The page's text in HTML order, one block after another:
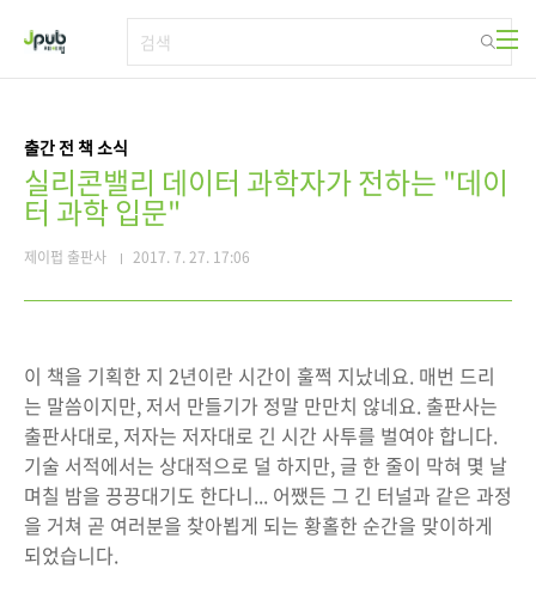
출간 전 책 소식
실리콘밸리 데이터 과학자가 전하는 "데이
터 과학 입문"
제이펍 출판사 2017. 7. 27. 17:06
이 책을 기획한 지 2년이란 시간이 훌쩍 지났네요. 매번 드리
는 말씀이지만, 저서 만들기가 정말 만만치 않네요. 출판사는
출판사대로, 저자는 저자대로 긴 시간 사투를 벌여야 합니다.
기술 서적에서는 상대적으로 덜 하지만, 글 한 줄이 막혀 몇 날
며칠 밤을 끙끙대기도 한다니... 어쨌든 그 긴 터널과 같은 과정
을 거쳐 곧 여러분을 찾아뵙게 되는 황홀한 순간을 맞이하게
되었습니다.